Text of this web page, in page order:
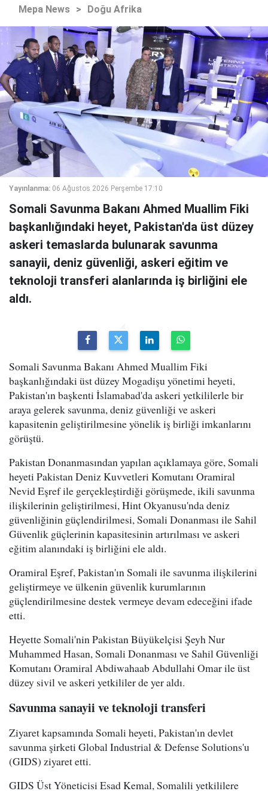
Mepa News > Doğu Afrika
Yayınlanma: 06 Ağustos 2026 Perşembe 17:10
Somali Savunma Bakanı Ahmed Muallim Fiki
başkanlığındaki heyet, Pakistan'da üst düzey
askeri temaslarda bulunarak savunma
sanayii, deniz güvenliği, askeri eğitim ve
teknoloji transferi alanlarında iş birliğini ele
aldı.
Somali Savunma Bakanı Ahmed Muallim Fiki
başkanlığındaki üst düzey Mogadişu yönetimi heyeti,
Pakistan'ın başkenti İslamabad'da askeri yetkililerle bir
araya gelerek savunma, deniz güvenliği ve askeri
kapasitenin geliştirilmesine yönelik iş birliği imkanlarını
görüştü.
Pakistan Donanmasından yapılan açıklamaya göre, Somali
heyeti Pakistan Deniz Kuvvetleri Komutanı Oramiral
Nevid Eşref ile gerçekleştirdiği görüşmede, ikili savunma
ilişkilerinin geliştirilmesi, Hint Okyanusu'nda deniz
güvenliğinin güçlendirilmesi, Somali Donanması ile Sahil
Güvenlik güçlerinin kapasitesinin artırılması ve askeri
eğitim alanındaki iş birliğini ele aldı.
Oramiral Eşref, Pakistan'ın Somali ile savunma ilişkilerini
geliştirmeye ve ülkenin güvenlik kurumlarının
güçlendirilmesine destek vermeye devam edeceğini ifade
etti.
Heyette Somali'nin Pakistan Büyükelçisi Şeyh Nur
Muhammed Hasan, Somali Donanması ve Sahil Güvenliği
Komutanı Oramiral Abdiwahaab Abdullahi Omar ile üst
düzey sivil ve askeri yetkililer de yer aldı.
Savunma sanayii ve teknoloji transferi
Ziyaret kapsamında Somali heyeti, Pakistan'ın devlet
savunma şirketi Global Industrial & Defense Solutions'u
(GIDS) ziyaret etti.
GIDS Üst Yöneticisi Esad Kemal, Somalili yetkililere